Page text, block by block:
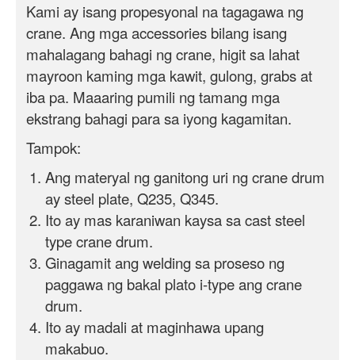
Kami ay isang propesyonal na tagagawa ng
crane. Ang mga accessories bilang isang
mahalagang bahagi ng crane, higit sa lahat
mayroon kaming mga kawit, gulong, grabs at
iba pa. Maaaring pumili ng tamang mga
ekstrang bahagi para sa iyong kagamitan.
Tampok:
Ang materyal ng ganitong uri ng crane drum
ay steel plate, Q235, Q345.
Ito ay mas karaniwan kaysa sa cast steel
type crane drum.
Ginagamit ang welding sa proseso ng
paggawa ng bakal platoi-type ang crane
drum.
Ito ay madali at maginhawa upang
makabuo.